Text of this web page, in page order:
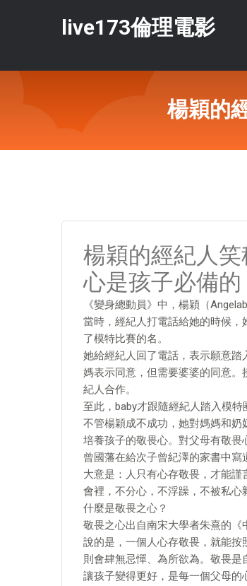
live173倫理電影
楊穎的
楊穎的經紀人
心是孩子必備的
《變身總動員》中，楊穎（
當時，經紀人打電話給她的時候
了模特比賽的名。
她給經紀人回了電話，表示願意
媽表示同意，但需要婆婆的同意。
紀人合作。
至此，baby才跟隨經紀人踏入模特
不管楊穎成不成功，她對媽媽和
培養孩子的敬畏心。對父母有敬畏
曾國藩在給次子曾紀澤的家書中
大意是：人只有心存敬畏，才能
會裡，不分心，不浮躁，不被私心
什麼是敬畏之心？
敬畏之心出自南宋大學者朱熹的
說的是，一個人心存敬畏，就能按
則會肆無忌憚、為所欲為。敬畏是
讓孩子變得更好，是每一個父母